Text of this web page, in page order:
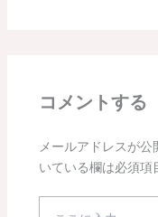
コメントする
メールアドレスが公
いている欄は必須項